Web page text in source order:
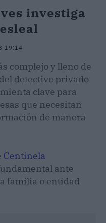
investiga
19:14
complejo y lleno de
detective privado
clave para
que necesitan
de manera
Centinela
ante
familia o entidad